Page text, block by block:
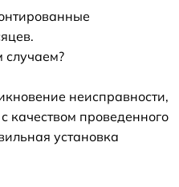
случаем?
неисправности,
качеством проведенного
установка